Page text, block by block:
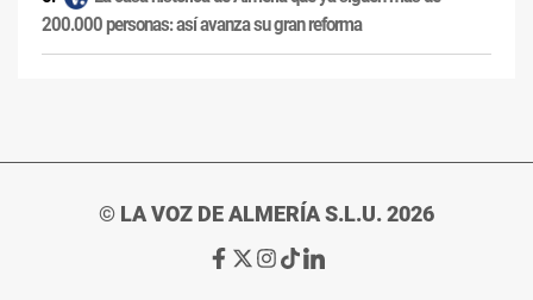
200.000 personas: así avanza su gran reforma
© LA VOZ DE ALMERÍA S.L.U. 2026
Ir
Ir
Ir Ir Ir